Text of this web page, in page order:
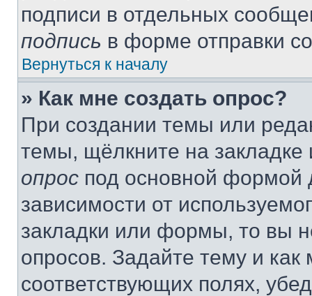
подписи в отдельных
подпись в форме отправки
Вернуться к началу
» Как мне создать опрос?
При создании темы или
темы, щёлкните на
опрос под основной формой
зависимости от
закладки или формы, то вы
опросов. Задайте тему и
соответствующих полях,